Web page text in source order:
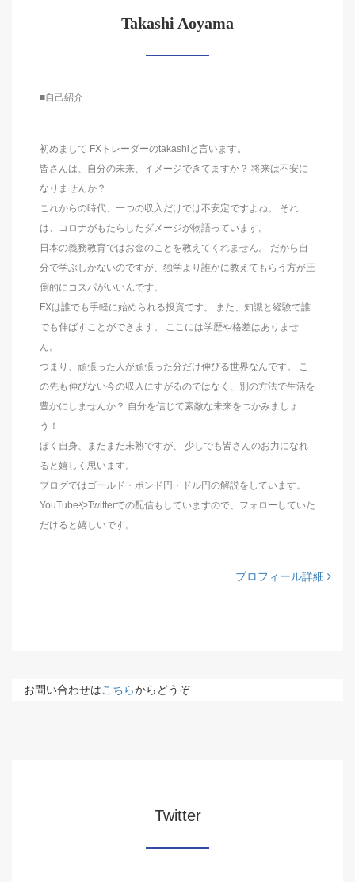
Takashi Aoyama
■自己紹介
初めまして FXトレーダーのtakashiと言います。
皆さんは、自分の未来、イメージできてますか？ 将来は不安に
なりませんか？
これからの時代、一つの収入だけでは不安定ですよね。 それ
は、コロナがもたらしたダメージが物語っています。
日本の義務教育ではお金のことを教えてくれません。 だから自
分で学ぶしかないのですが、独学より誰かに教えてもらう方が圧
倒的にコスパがいいんです。
FXは誰でも手軽に始められる投資です。 また、知識と経験で誰
でも伸ばすことができます。 ここには学歴や格差はありませ
ん。
つまり、頑張った人が頑張った分だけ伸びる世界なんです。 こ
の先も伸びない今の収入にすがるのではなく、別の方法で生活を
豊かにしませんか？ 自分を信じて素敵な未来をつかみましょ
う！
ぼく自身、まだまだ未熟ですが、 少しでも皆さんのお力になれ
ると嬉しく思います。
ブログではゴールド・ポンド円・ドル円の解説をしています。
YouTubeやTwitterでの配信もしていますので、フォローしていた
だけると嬉しいです。
プロフィール詳細
お問い合わせはこちらからどうぞ
Twitter